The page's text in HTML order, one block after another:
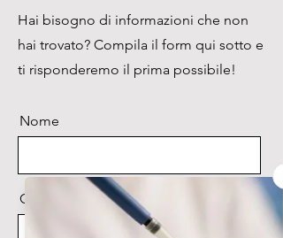
grazie all'ampio display
Hai bisogno di informazioni che non
hai trovato? Compila il form qui sotto e
ti risponderemo il prima possibile!
Nome
Cognome